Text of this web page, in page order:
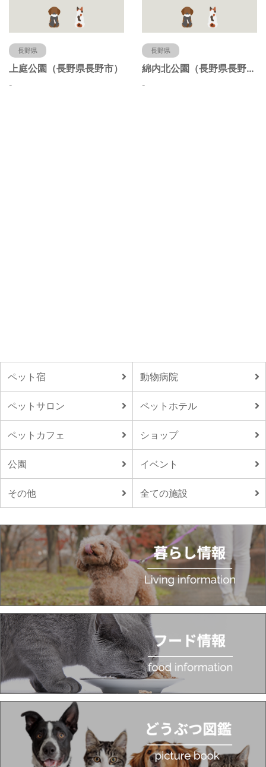
長野県
上庭公園（長野県長野市）
-
長野県
綿内北公園（長野県長野市）
-
ペット宿 動物病院
ペットサロン ペットホテル
ペットカフェ ショップ
公園 イベント
その他 全ての施設